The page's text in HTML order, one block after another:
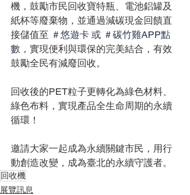
機，鼓勵市民回收寶特瓶、電池鋁罐及
紙杯等廢棄物，並通過減碳現金回饋直
接儲值至 ＃悠遊卡 或 ＃碳竹雞APP點
數 ，實現便利與環保的完美結合，有效
鼓勵全民有減廢回收。
回收後的PET粒子更轉化為綠色材料、
綠色布料，實現產品全生命周期的永續
循環！
邀請大家一起成為永續關鍵市民，用行
動創造改變，成為臺北的永續守護者。
回收機
展覽訊息